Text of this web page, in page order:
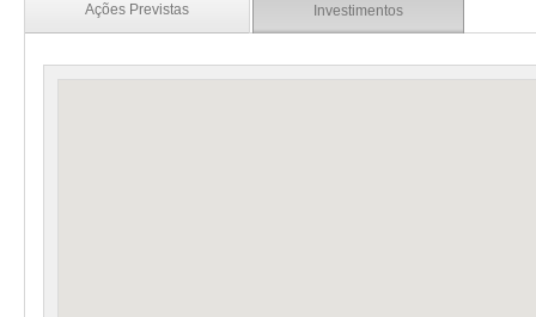
Ações Previstas Investimentos